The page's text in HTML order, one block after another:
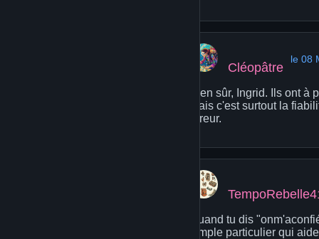
Cléopâtre
le 08
Bien sûr, Ingrid. Ils ont
mais c'est surtout la
erreur.
Quand tu dis
simple particulier qui